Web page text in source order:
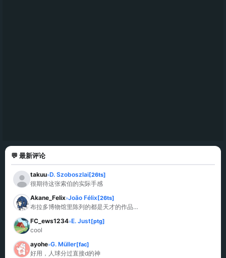
💬 最新评论
takuu»D. Szoboszlai[26ts]
很期待这张索伯的实际手感
Akane_Felix»João Félix[26ts]
布拉多博物馆里陈列的都是天才的作品…
FC_ews1234»E. Just[ptg]
cool
ayohe»G. Müller[fac]
好用，人球分过直接d的神